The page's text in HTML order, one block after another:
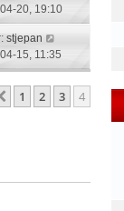
20, 19:10
stjepan
15, 11:35
Poprzednia
1 2 3 4